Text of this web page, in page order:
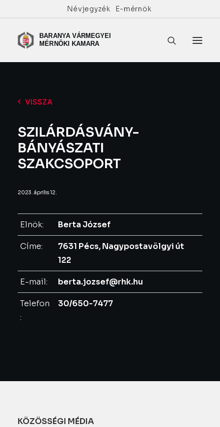
Névjegyzék E-mérnök
VISSZA
SZILÁRDÁSVÁNY-
BÁNYÁSZATI
SZAKCSOPORT
2023. április 12.
Elnök: Berta József
Címe:
7631 Pécs, Nagypostavölgyi út
122
E-mail: berta.jozsef@rhk.hu
Telefon
:
30/650-7477
KÖZÖSSÉGI MÉDIA